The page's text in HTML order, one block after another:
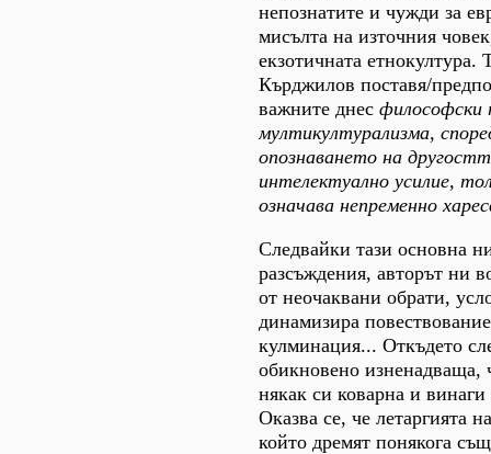
непознатите и чужди за
мисълта на източния
екзотичната етнокултура.
Кърджилов поставя/
важните днес философски
мултикултурализма,
опознаването на
интелектуално усилие,
означава непременно
Следвайки тази основна
разсъждения, авторът ни
от неочаквани обрати,
динамизира
кулминация... Откъдето
обикновено изненадваща,
някак си коварна и
Оказва се, че летаргията
който дремят понякога